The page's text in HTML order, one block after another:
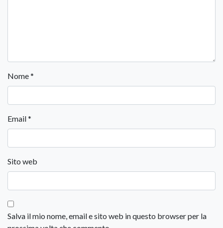
Nome*
Email*
Sito web
Salva il mio nome, email e sito web in questo browser per la